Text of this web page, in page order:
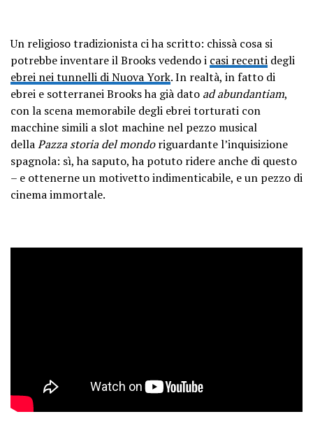
Un religioso tradizionista ci ha scritto: chissà cosa si
potrebbe inventare il Brooks vedendo i casi recenti degli
ebrei nei tunnelli di Nuova York. In realtà, in fatto di
ebrei e sotterranei Brooks ha già dato ad abundantiam,
con la scena memorabile degli ebrei torturati con
macchine simili a slot machine nel pezzo musical
dellaPazza storia del mondoriguardante l’inquisizione
spagnola: sì, ha saputo, ha potuto ridere anche di questo
– e ottenerne un motivetto indimenticabile, e un pezzo di
cinema immortale.